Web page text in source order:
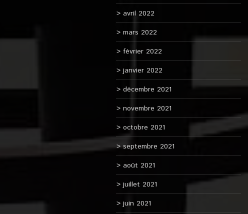
avril 2022
mars 2022
février 2022
janvier 2022
décembre 2021
novembre 2021
octobre 2021
septembre 2021
août 2021
juillet 2021
juin 2021